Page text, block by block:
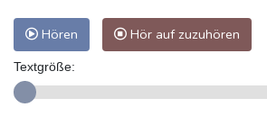
Hören Hör auf zuzuhören
Textgröße: